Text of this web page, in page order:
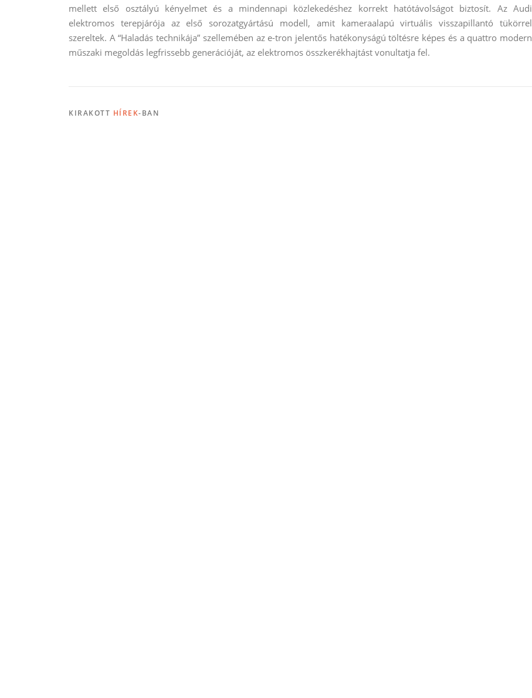
mellett első osztályú kényelmet és a mindennapi közlekedéshez korrekt hatótávolságot biztosít. Az Audi
elektromos terepjárója az első sorozatgyártású modell, amit kameraalapú virtuális visszapillantó tükörrel
szereltek. A “Haladás technikája” szellemében az e-tron jelentős hatékonyságú töltésre képes és a quattro modern
műszaki megoldás legfrissebb generációját, az elektromos összkerékhajtást vonultatja fel.
KIRAKOTT HÍREK-BAN